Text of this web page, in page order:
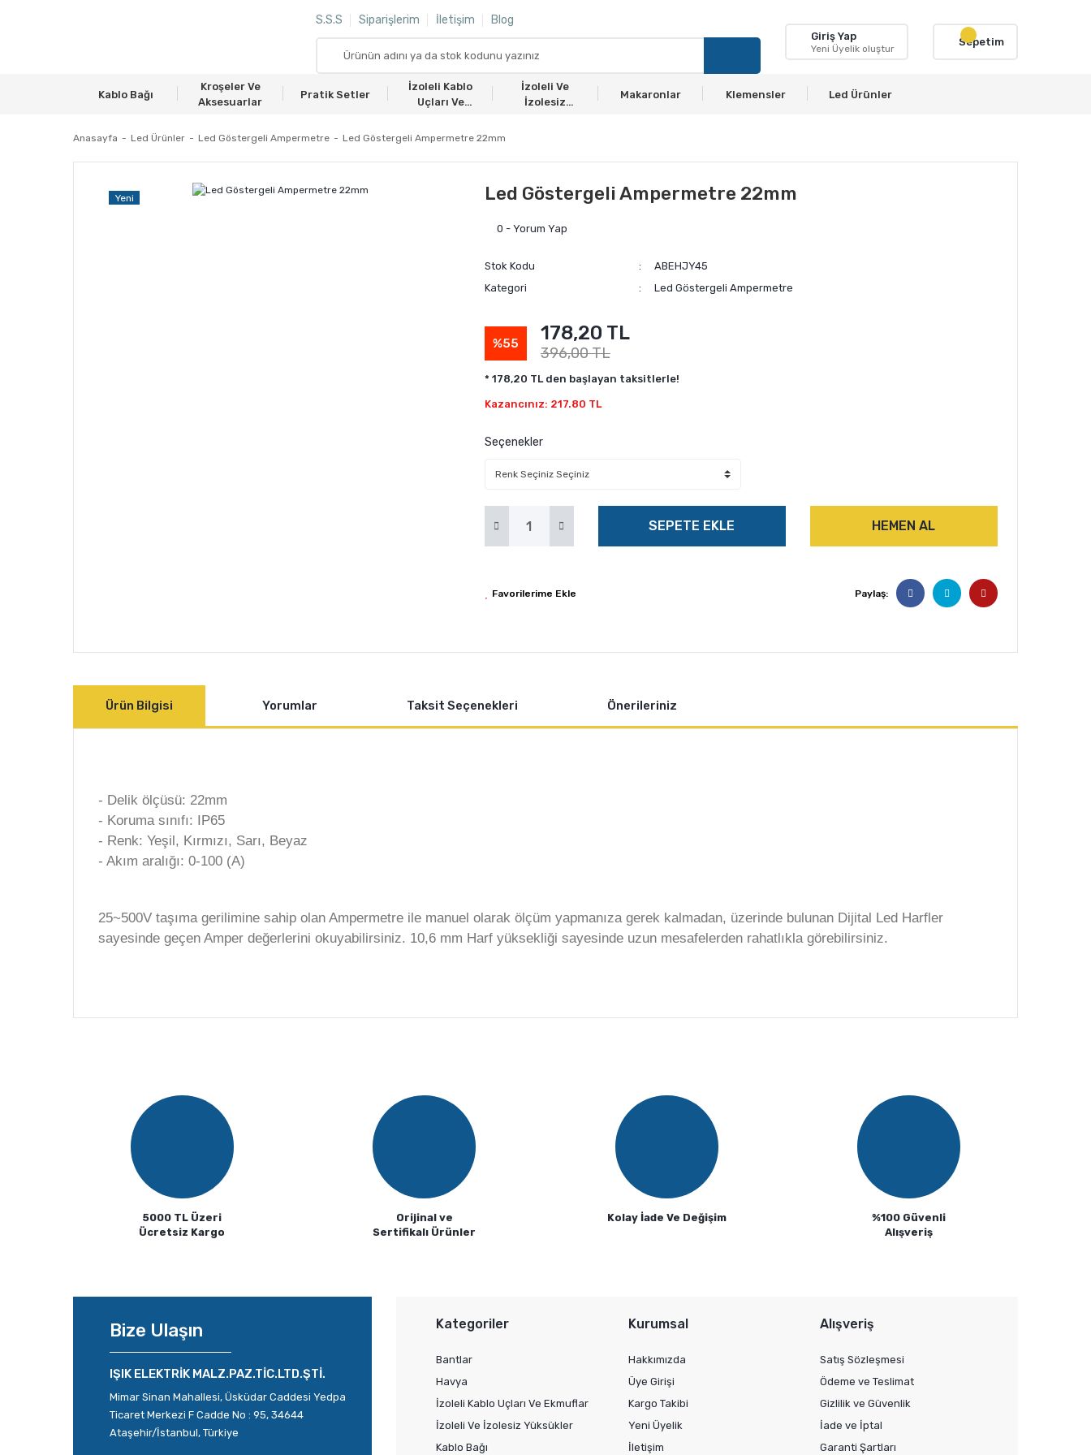
S.S.S Siparişlerim İletişim Blog
Giriş Yap
Yeni Üyelik oluştur
Sepetim
Kablo Bağı
Kroşeler Ve
Aksesuarlar
Pratik Setler
İzoleli Kablo
Uçları Ve
İzoleli Ve
İzolesiz
Makaronlar Klemensler Led Ürünler
Anasayfa Led Ürünler Led Göstergeli Ampermetre Led Göstergeli Ampermetre 22mm
Yeni Led Göstergeli Ampermetre 22mm
0 - Yorum Yap
Stok Kodu
ABEHJY45
Kategori
Led Göstergeli Ampermetre
%55 178,20 TL
396,00 TL
* 178,20 TL den başlayan taksitlerle!
Kazancınız: 217.80 TL
Seçenekler
SEPETE EKLE HEMEN AL
Paylaş:
Ürün Bilgisi Yorumlar Taksit Seçenekleri Önerileriniz
- Delik ölçüsü: 22mm
- Koruma sınıfı: IP65
- Renk: Yeşil, Kırmızı, Sarı, Beyaz
- Akım aralığı: 0-100 (A)
25~500V taşıma gerilimine sahip olan Ampermetre ile manuel olarak ölçüm yapmanıza gerek kalmadan, üzerinde bulunan Dijital Led Harfler
sayesinde geçen Amper değerlerini okuyabilirsiniz. 10,6 mm Harf yüksekliği sayesinde uzun mesafelerden rahatlıkla görebilirsiniz.
Ürün bilgilerinde hatalar bulunuyor.
Ürün fiyatı diğer sitelerden daha pahalı.
Bu ürüne benzer farklı alternatifler olmalı.
5000 TL Üzeri
Ücretsiz Kargo
Orijinal ve
Sertifikalı Ürünler
Kolay İade Ve Değişim
%100 Güvenli
Alışveriş
Bize Ulaşın
IŞIK ELEKTRİK MALZ.PAZ.TİC.LTD.ŞTİ.
Mimar Sinan Mahallesi, Üsküdar Caddesi Yedpa
Ticaret Merkezi F Cadde No : 95, 34644
Ataşehir/İstanbul, Türkiye
Kategoriler
Bantlar
Havya
İzoleli Kablo Uçları Ve Ekmuflar
İzoleli Ve İzolesiz Yüksükler
Kablo Bağı
Kurumsal
Hakkımızda
Üye Girişi
Kargo Takibi
Yeni Üyelik
İletişim
Alışveriş
Satış Sözleşmesi
Ödeme ve Teslimat
Gizlilik ve Güvenlik
İade ve İptal
Garanti Şartları